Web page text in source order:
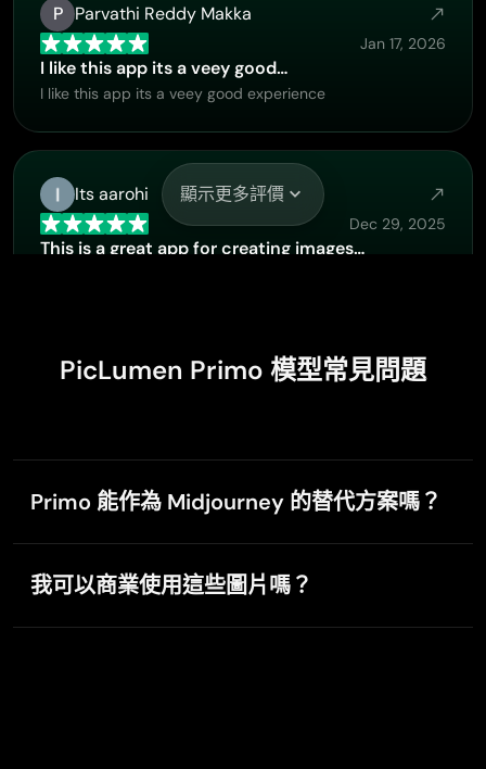
P Parvathi Reddy Makka
Jan 17, 2026
I like this app its a veey good…
I like this app its a veey good experience
Its aarohi
Dec 29, 2025
This is a great app for creating images…
Govind Aariya
Naic
顯示更多評價
PicLumen Primo 模型常見問題
Primo 能作為 Midjourney 的替代方案嗎？
可以。Primo 具備更好的文字理解、更真實的畫面細節
它的設計目標就是提供可與 Midjourney 媲美的效果。
我可以商業使用這些圖片嗎？
可以，但需視你的方案而定。若你使用的是付費方案，